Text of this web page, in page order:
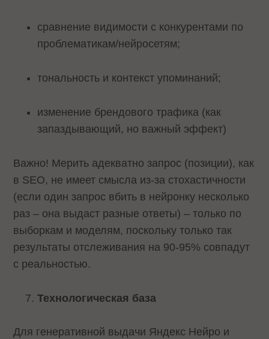
сравнение видимости с конкурентами по
проблематикам/нейросетям;
тональность и контекст упоминаний;
изменение брендового трафика (как
запаздывающий, но важный эффект)
Важно! Мерить адекватно запрос (позиции), как
в SEO, не имеет смысла из-за стохастичности
(если один запрос вбить в нейронку несколько
раз – она выдаст разные ответы) – только по
выборкам и моделям, поскольку только так
результаты отслеживания на 90-95% совпадут
с реальностью.
Технологическая база
Для генеративной выдачи Яндекс Нейро и